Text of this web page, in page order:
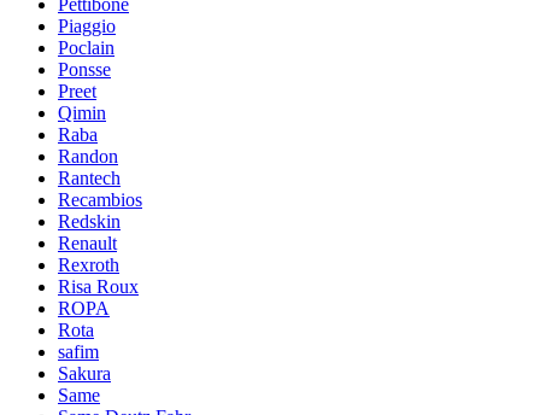
Pettibone
Piaggio
Poclain
Ponsse
Preet
Qimin
Raba
Randon
Rantech
Recambios
Redskin
Renault
Rexroth
Risa Roux
ROPA
Rota
safim
Sakura
Same